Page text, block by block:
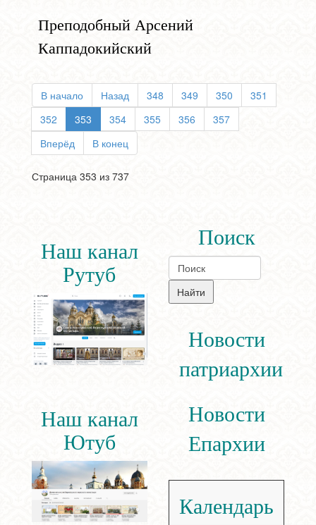
Преподобный Арсений
Каппадокийский
В начало Назад 348 349 350
351
352
353 354 355 356
357
Вперёд
В конец
Страница 353 из 737
Наш канал
Рутуб
Наш канал
Ютуб
Поиск
Новости
патриархии
Новости
Епархии
Календарь